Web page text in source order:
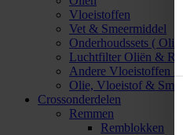
Vloeistoffen
Vet & Smeermiddel
Onderhoudssets (
Luchtfilter Oliën &
Andere Vloeistoffen &
Olie, Vloeistof &
Crossonderdelen
Remmen
Remblokken